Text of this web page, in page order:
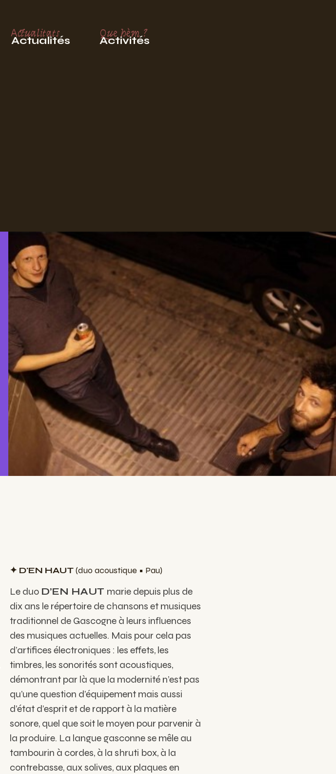
Actualitats
Actualités
Que hèm ?
Activités
✦ D'EN HAUT(duo acoustique • Pau)
Le duo D’EN HAUT marie depuis plus de
dix ans le répertoire de chansons et musiques
traditionnel de Gascogne à leurs influences
des musiques actuelles. Mais pour cela pas
d’artifices électroniques : les effets, les
timbres, les sonorités sont acoustiques,
démontrant par là que la modernité n’est pas
qu’une question d’équipement mais aussi
d’état d’esprit et de rapport à la matière
sonore, quel que soit le moyen pour parvenir à
la produire. La langue gasconne se mêle au
tambourin à cordes, à la shruti box, à la
contrebasse, aux solives, aux plaques en